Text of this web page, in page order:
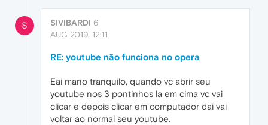
S SIVIBARDI 6
AUG 2019, 12:11
RE: youtube não funciona no opera
Eai mano tranquilo, quando vc abrir seu
youtube nos 3 pontinhos la em cima vc vai
clicar e depois clicar em computador dai vai
voltar ao normal seu youtube.